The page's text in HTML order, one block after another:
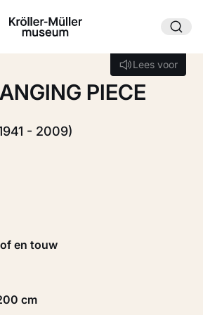
Lees voor
Lees voor
PIECE
- 2009)
en touw
cm